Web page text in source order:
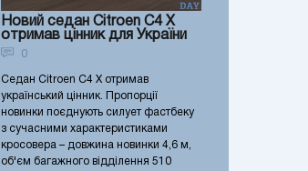
Новий седан Citroen C4 X
отримав цінник для України
0
Седан Citroen C4 X отримав
український цінник. Пропорції
новинки поєднують силует фастбеку
з сучасними характеристиками
кросовера – довжина новинки 4,6 м,
об'єм багажного відділення 510